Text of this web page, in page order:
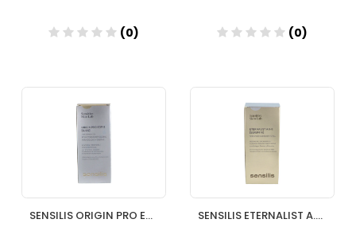
(0) (0)
SENSILIS ORIGIN PRO EGF5 CONTORNO DE OJOS 15 ML SENSILIS ETERNALIST A.G.E. SERUM AI 1 ENVASE 30 ML